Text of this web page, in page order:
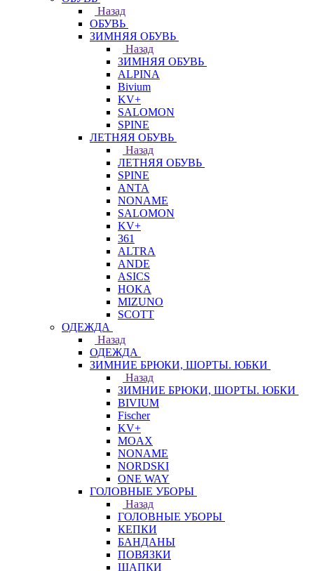
Назад
ОБУВЬ
ЗИМНЯЯ ОБУВЬ
Назад
ЗИМНЯЯ ОБУВЬ
ALPINA
Bivium
KV+
SALOMON
SPINE
ЛЕТНЯЯ ОБУВЬ
Назад
ЛЕТНЯЯ ОБУВЬ
SPINE
ANTA
NONAME
SALOMON
KV+
361
ALTRA
ANDE
ASICS
HOKA
MIZUNO
SCOTT
ОДЕЖДА
Назад
ОДЕЖДА
ЗИМНИЕ БРЮКИ, ШОРТЫ. ЮБКИ
Назад
ЗИМНИЕ БРЮКИ, ШОРТЫ. ЮБКИ
BIVIUM
Fischer
KV+
MOAX
NONAME
NORDSKI
ONE WAY
ГОЛОВНЫЕ УБОРЫ
Назад
ГОЛОВНЫЕ УБОРЫ
КЕПКИ
БАНДАНЫ
ПОВЯЗКИ
ШАПКИ